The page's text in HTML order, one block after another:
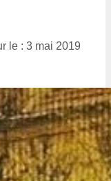
le : 3 mai 2019